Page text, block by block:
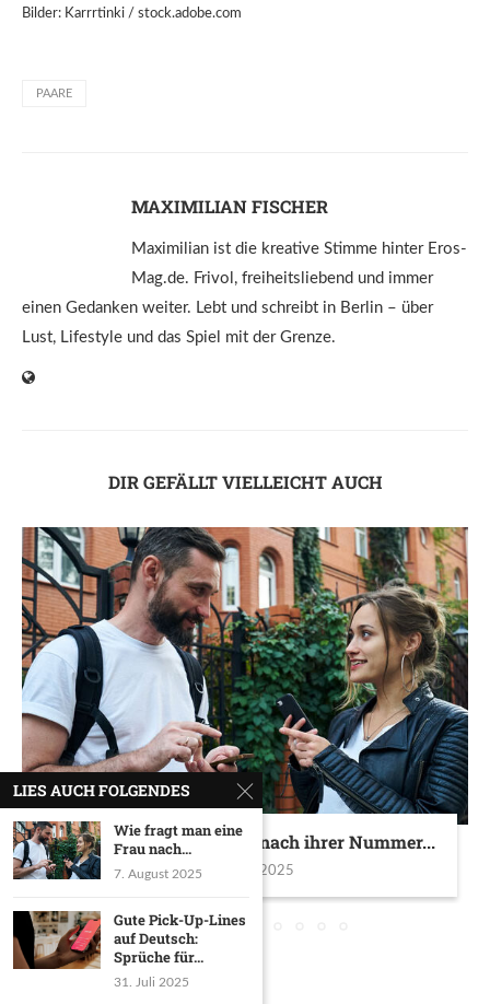
Bilder: Karrrtinki / stock.adobe.com
PAARE
MAXIMILIAN FISCHER
Maximilian ist die kreative Stimme hinter Eros-
Mag.de. Frivol, freiheitsliebend und immer
einen Gedanken weiter. Lebt und schreibt in Berlin – über
Lust, Lifestyle und das Spiel mit der Grenze.
DIR GEFÄLLT VIELLEICHT AUCH
Wie fragt man eine Frau nach ihrer Nummer...
7. August 2025
LIES AUCH FOLGENDES
Wie fragt man eine
Frau nach...
7. August 2025
Gute Pick-Up-Lines
auf Deutsch:
Sprüche für...
31. Juli 2025